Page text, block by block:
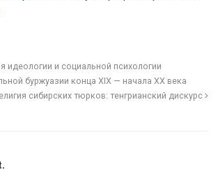
идеологии и социальной психологии
буржуазии конца XIX — начала XX века
сибирских тюрков: тенгрианский дискурс